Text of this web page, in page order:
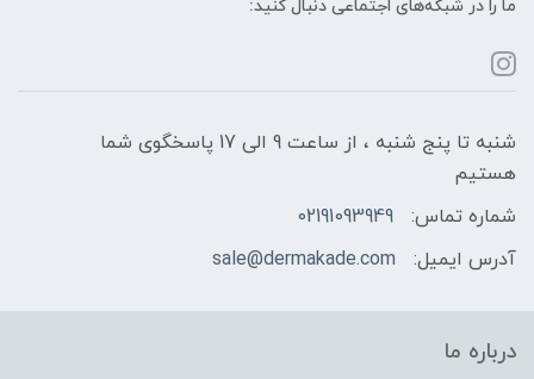
ما را در شبکه‌های اجتماعی دنبال کنید:
شنبه تا پنج شنبه ، از ساعت 9 الی 17 پاسخگوی شما
هستیم
شماره تماس:
02191093949
آدرس ایمیل:
sale@dermakade.com
درباره ما